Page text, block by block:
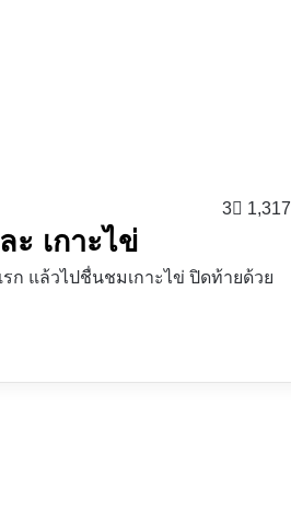
3 1,317
ะ เกาะไข่
ก แล้วไปชื่นชมเกาะไข่ ปิดท้ายด้วย